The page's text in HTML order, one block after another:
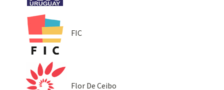
FIC
Flor De Ceibo